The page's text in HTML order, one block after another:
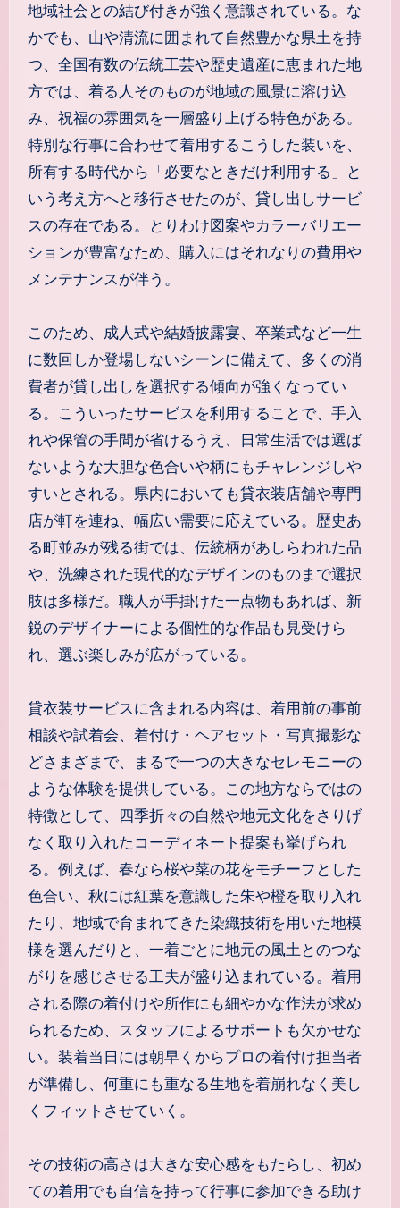
地域社会との結び付きが強く意識されている。な
かでも、山や清流に囲まれて自然豊かな県土を持
つ、全国有数の伝統工芸や歴史遺産に恵まれた地
方では、着る人そのものが地域の風景に溶け込
み、祝福の雰囲気を一層盛り上げる特色がある。
特別な行事に合わせて着用するこうした装いを、
所有する時代から「必要なときだけ利用する」と
いう考え方へと移行させたのが、貸し出しサービ
スの存在である。とりわけ図案やカラーバリエー
ションが豊富なため、購入にはそれなりの費用や
メンテナンスが伴う。
このため、成人式や結婚披露宴、卒業式など一生
に数回しか登場しないシーンに備えて、多くの消
費者が貸し出しを選択する傾向が強くなってい
る。こういったサービスを利用することで、手入
れや保管の手間が省けるうえ、日常生活では選ば
ないような大胆な色合いや柄にもチャレンジしや
すいとされる。県内においても貸衣装店舗や専門
店が軒を連ね、幅広い需要に応えている。歴史あ
る町並みが残る街では、伝統柄があしらわれた品
や、洗練された現代的なデザインのものまで選択
肢は多様だ。職人が手掛けた一点物もあれば、新
鋭のデザイナーによる個性的な作品も見受けら
れ、選ぶ楽しみが広がっている。
貸衣装サービスに含まれる内容は、着用前の事前
相談や試着会、着付け・ヘアセット・写真撮影な
どさまざまで、まるで一つの大きなセレモニーの
ような体験を提供している。この地方ならではの
特徴として、四季折々の自然や地元文化をさりげ
なく取り入れたコーディネート提案も挙げられ
る。例えば、春なら桜や菜の花をモチーフとした
色合い、秋には紅葉を意識した朱や橙を取り入れ
たり、地域で育まれてきた染織技術を用いた地模
様を選んだりと、一着ごとに地元の風土とのつな
がりを感じさせる工夫が盛り込まれている。着用
される際の着付けや所作にも細やかな作法が求め
られるため、スタッフによるサポートも欠かせな
い。装着当日には朝早くからプロの着付け担当者
が準備し、何重にも重なる生地を着崩れなく美し
くフィットさせていく。
その技術の高さは大きな安心感をもたらし、初め
ての着用でも自信を持って行事に参加できる助け